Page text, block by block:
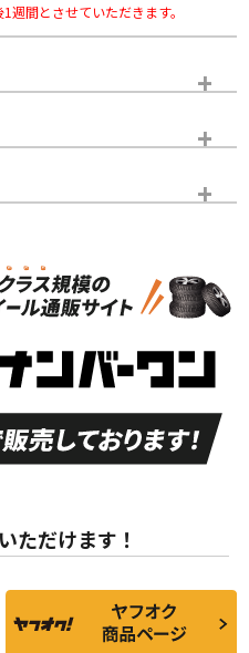
間とさせていただきます。
判断しておりますので、あら
ださい。
S
新車外し品（新古
付き
A
走行距離も少なく、
非常に状態の良い中
古品
んどない中古品
C
偏磨耗・劣化は感じ
られるが、使用に問
題のない中古品
ト
ただけます！